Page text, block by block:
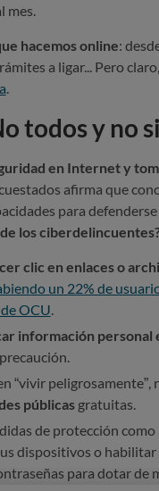
mes.
hacemos online:
a ligar... Pero
todos y no
en Internet y
afirma que
para defenderse
los
clic en enlaces o
un 22% de
OCU
información personal
“vivir peligrosamente”,
públicas gratuitas.
de protección
dispositivos o
para dotar de